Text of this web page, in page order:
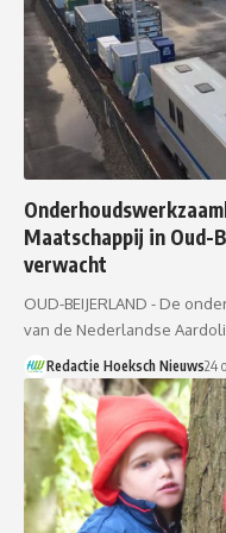
Maatschappij in Oud-
verwacht
OUD-BEIJERLAND - De
van de Nederlandse
Redactie Hoeksch Nieuws24